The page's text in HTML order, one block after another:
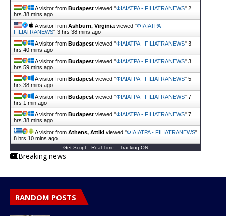
A visitor from Budapest viewed "ΦΙΛΙΑΤΡΑ - FILIATRANEWS" 2
hrs 39 mins ago
A visitor from Ashburn, Virginia viewed "ΦΙΛΙΑΤΡΑ -
FILIATRANEWS" 3 hrs 38 mins ago
A visitor from Budapest viewed "ΦΙΛΙΑΤΡΑ - FILIATRANEWS" 3
hrs 40 mins ago
A visitor from Budapest viewed "ΦΙΛΙΑΤΡΑ - FILIATRANEWS" 3
hrs 59 mins ago
A visitor from Budapest viewed "ΦΙΛΙΑΤΡΑ - FILIATRANEWS" 5
hrs 38 mins ago
A visitor from Budapest viewed "ΦΙΛΙΑΤΡΑ - FILIATRANEWS" 7
hrs 1 min ago
A visitor from Budapest viewed "ΦΙΛΙΑΤΡΑ - FILIATRANEWS" 7
hrs 38 mins ago
A visitor from Athens, Attiki viewed "ΦΙΛΙΑΤΡΑ - FILIATRANEWS"
8 hrs 10 mins ago
Get Script Real Time Tracking ON
Breaking news
RANDOM POSTS